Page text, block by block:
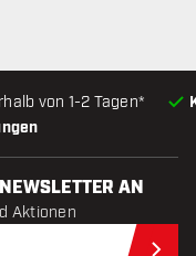
von 1-2 Tagen*
AN
Aktionen